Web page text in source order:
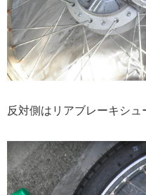
反対側はリアブレーキシュ